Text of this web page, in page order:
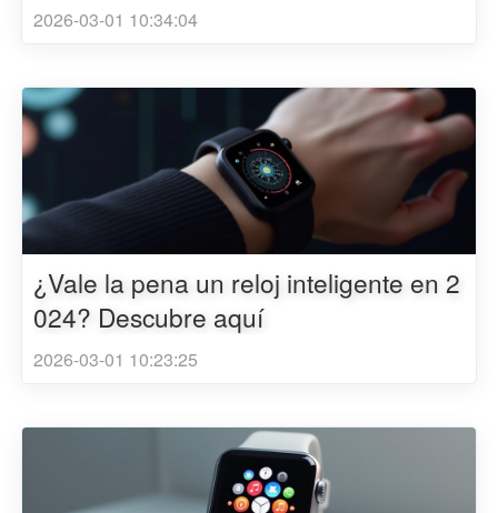
2026-03-01 10:34:04
¿Vale la pena un reloj inteligente en 2
024? Descubre aquí
2026-03-01 10:23:25